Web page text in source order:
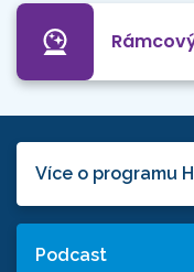
Více o programu
Podcast